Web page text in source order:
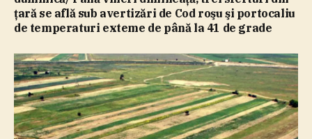
ţară se află sub avertizări de Cod roşu şi portocaliu
de temperaturi exteme de până la 41 de grade